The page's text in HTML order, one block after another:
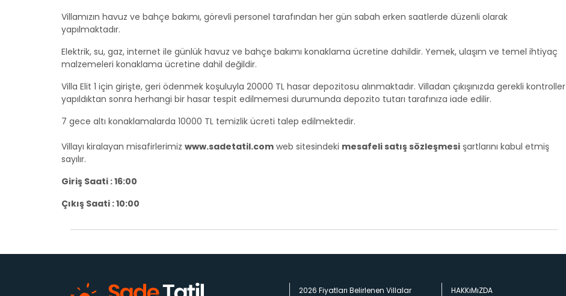
Villamızın havuz ve bahçe bakımı, görevli personel tarafından her gün sabah erken saatlerde düzenli olarak
yapılmaktadır.
Elektrik, su, gaz, internet ile günlük havuz ve bahçe bakımı konaklama ücretine dahildir. Yemek, ulaşım ve temel ihtiyaç
malzemeleri konaklama ücretine dahil değildir.
Villa Elit 1 için girişte, geri ödenmek koşuluyla 20000 TL hasar depozitosu alınmaktadır. Villadan çıkışınızda gerekli kontroller
yapıldıktan sonra herhangi bir hasar tespit edilmemesi durumunda depozito tutarı tarafınıza iade edilir.
7 gece altı konaklamalarda 10000 TL temizlik ücreti talep edilmektedir.
Villayı kiralayan misafirlerimiz www.sadetatil.com web sitesindeki mesafeli satış sözleşmesi şartlarını kabul etmiş
sayılır.
Giriş Saati : 16:00
Çıkış Saati : 10:00
2026 Fiyatları Belirlenen Villalar HAKKıMıZDA